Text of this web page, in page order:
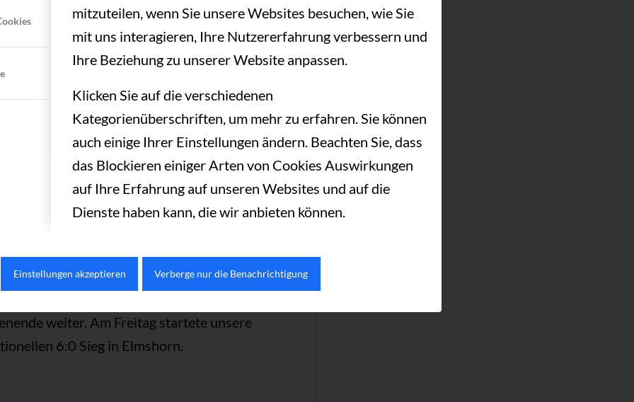
mitzuteilen, wenn Sie unsere Websites besuchen, wie Sie
mit uns interagieren, Ihre Nutzererfahrung verbessern und
Ihre Beziehung zu unserer Website anpassen.
Klicken Sie auf die verschiedenen
Kategorienüberschriften, um mehr zu erfahren. Sie können
auch einige Ihrer Einstellungen ändern. Beachten Sie, dass
das Blockieren einiger Arten von Cookies Auswirkungen
auf Ihre Erfahrung auf unseren Websites und auf die
Dienste haben kann, die wir anbieten können.
Einstellungen akzeptieren Verberge nur die Benachrichtigung
VON TC AUE
TCA NEWS JUGEND
SPIELTAG
ging die Erfolgsserie unserer
weiter. Am Freitag startete unsere
6:0 Sieg in Elmshorn.